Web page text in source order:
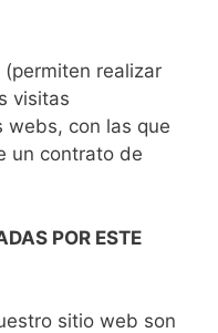
(permiten realizar
visitas
webs, con las que
un contrato de
POR ESTE
sitio web son